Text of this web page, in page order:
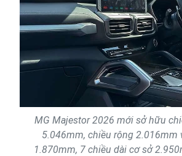
MG Majestor 2026 mới sở hữu
5.046mm, chiều rộng 2.016mm
1.870mm, 7 chiều dài cơ sở